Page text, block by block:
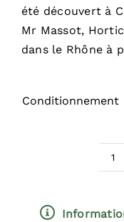
été découvert à
Mr Massot,
dans le Rhône à
Conditionnement